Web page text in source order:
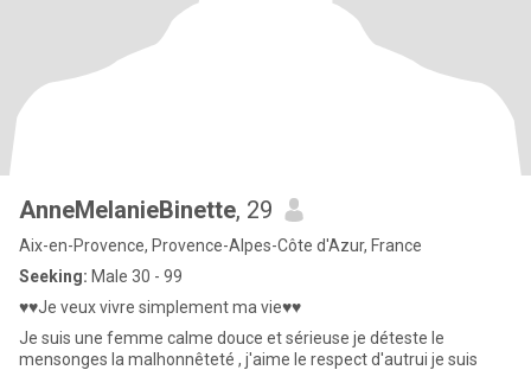
AnneMelanieBinette, 29
Aix-en-Provence, Provence-Alpes-Côte d'Azur, France
Seeking: Male 30 - 99
♥♥Je veux vivre simplement ma vie♥♥
Je suis une femme calme douce et sérieuse je déteste le
mensonges la malhonnêteté , j'aime le respect d'autrui je suis